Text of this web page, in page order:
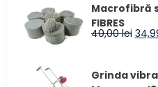
Macrofibră
FIBRES
40,00lei
fost:
Grinda